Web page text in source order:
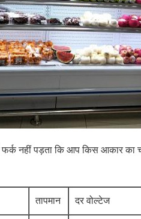
नहीं पड़ता कि आप किस आकार का
तापमान दर वोल्टेज